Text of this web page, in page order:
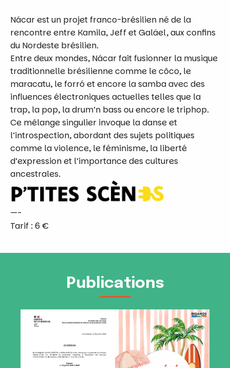
Nácar est un projet franco-brésilien né de la
rencontre entre Kamila, Jeff et Galäel, aux confins
du Nordeste brésilien.
Entre deux mondes, Nácar fait fusionner la musique
traditionnelle brésilienne comme le côco, le
maracatu, le forró et encore la samba avec des
influences électroniques actuelles telles que la
trap, la pop, la drum’n bass ou encore le triphop.
Ce mélange singulier invoque la danse et
l’introspection, abordant des sujets politiques
comme la violence, le féminisme, la liberté
d’expression et l’importance des cultures
ancestrales.
—-
Tarif : 6 €
Publications